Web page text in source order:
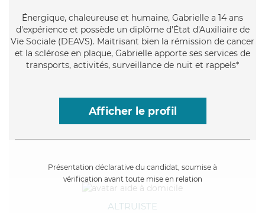
Énergique, chaleureuse et humaine, Gabrielle a 14 ans
d'expérience et possède un diplôme d'État d'Auxiliaire de
Vie Sociale (DEAVS). Maitrisant bien la rémission de cancer
et la sclérose en plaque, Gabrielle apporte ses services de
transports, activités, surveillance de nuit et rappels*
Afficher le profil
Présentation déclarative du candidat, soumise à
vérification avant toute mise en relation
ALTRUISTE